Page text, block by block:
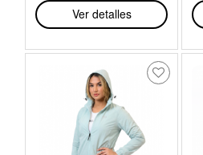
Ver detalles